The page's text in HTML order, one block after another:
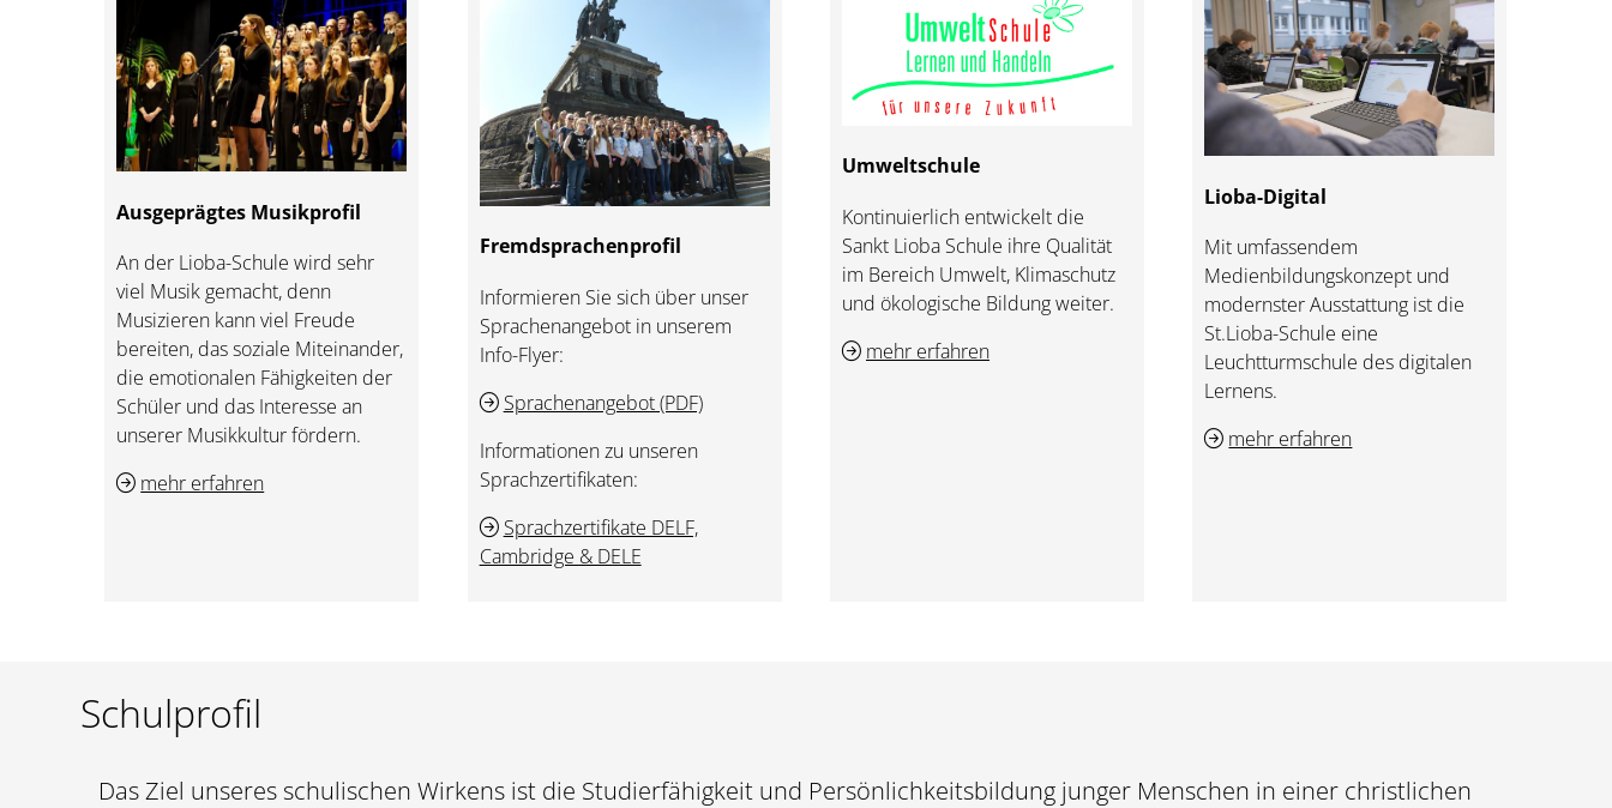
Ausgeprägtes Musikprofil
An der Lioba-Schule wird sehr
viel Musik gemacht, denn
Musizieren kann viel Freude
bereiten, das soziale Miteinander,
die emotionalen Fähigkeiten der
Schüler und das Interesse an
unserer Musikkultur fördern.
mehr erfahren
Fremdsprachenprofil
Informieren Sie sich über unser
Sprachenangebot in unserem
Info-Flyer:
Sprachenangebot (PDF)
Informationen zu unseren
Sprachzertifikaten:
Sprachzertifikate DELF,
Cambridge & DELE
Umweltschule
Kontinuierlich entwickelt die
Sankt Lioba Schule ihre Qualität
im Bereich Umwelt, Klimaschutz
und ökologische Bildung weiter.
mehr erfahren
Lioba-Digital
Mit umfassendem
Medienbildungskonzept und
modernster Ausstattung ist die
St.Lioba-Schule eine
Leuchtturmschule des digitalen
Lernens.
mehr erfahren
Schulprofil
Das Ziel unseres schulischen Wirkens ist die Studierfähigkeit und Persönlichkeitsbildung junger Menschen in einer christlichen